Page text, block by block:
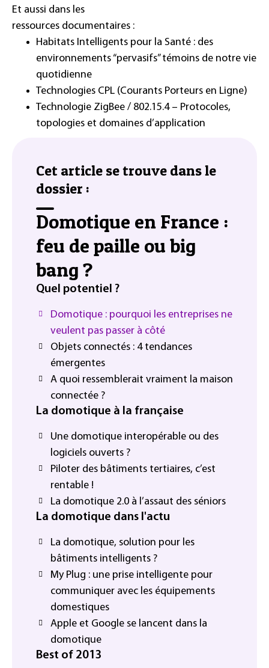
Et aussi dans les
ressources documentaires :
Habitats Intelligents pour la Santé : des
environnements “pervasifs” témoins de notre vie
quotidienne
Technologies CPL (Courants Porteurs en Ligne)
Technologie ZigBee / 802.15.4 – Protocoles,
topologies et domaines d’application
Cet article se trouve dans le
dossier :
Domotique en France :
feu de paille ou big
bang ?
Quel potentiel ?
Domotique : pourquoi les entreprises ne
veulent pas passer à côté
Objets connectés : 4 tendances
émergentes
A quoi ressemblerait vraiment la maison
connectée ?
La domotique à la française
Une domotique interopérable ou des
logiciels ouverts ?
Piloter des bâtiments tertiaires, c’est
rentable !
La domotique 2.0 à l’assaut des séniors
La domotique dans l'actu
La domotique, solution pour les
bâtiments intelligents ?
My Plug : une prise intelligente pour
communiquer avec les équipements
domestiques
Apple et Google se lancent dans la
domotique
Best of 2013